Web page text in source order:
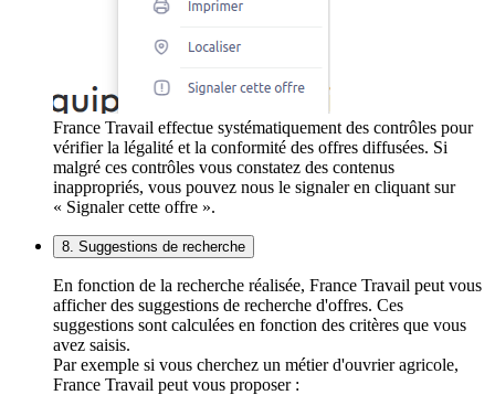
France Travail effectue systématiquement des contrôles pour
vérifier la légalité et la conformité des offres diffusées. Si
malgré ces contrôles vous constatez des contenus
inappropriés, vous pouvez nous le signaler en cliquant sur
« Signaler cette offre ».
8. Suggestions de recherche
En fonction de la recherche réalisée, France Travail peut vous
afficher des suggestions de recherche d'offres. Ces
suggestions sont calculées en fonction des critères que vous
avez saisis.
Par exemple si vous cherchez un métier d'ouvrier agricole,
France Travail peut vous proposer :